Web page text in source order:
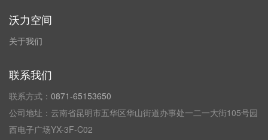
沃力空间
关于我们
联系我们
联系方式： 0871-65153650
公司地址：云南省昆明市五华区华山街道办事处一二一大街105号园
西电子广场YX-3F-C02